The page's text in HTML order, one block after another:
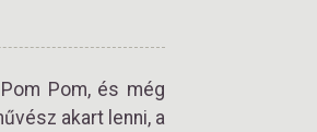
Pom, és még
akart lenni, a